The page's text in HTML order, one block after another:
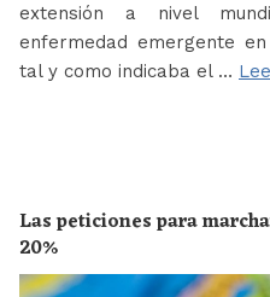
extensión a nivel
enfermedad emergente
tal y como indicaba el …
Las peticiones para
20%